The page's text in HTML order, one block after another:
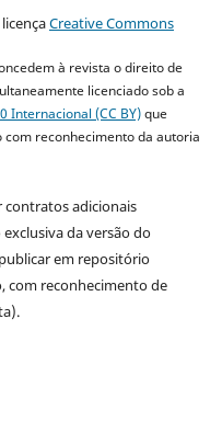
Creative Commons
à revista o direito de
licenciado sob a
Internacional (CC BY)que
reconhecimento da autoria
contratos adicionais
da versão do
em repositório
com reconhecimento de